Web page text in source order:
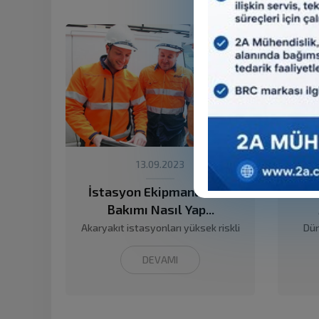
13.09.2023
İstasyon Ekipmanlarının
Bakımı Nasıl Yap...
Akaryakıt istasyonları yüksek riskli
DEVAMI